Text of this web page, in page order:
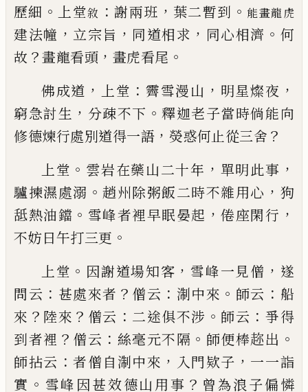
歷細 。 上堂敘 ：謝兩班 ， 葉二暫到 。 能畫龍虎
建法幢 ， 立宗旨 ， 同道相求 ， 同心相濟 。 何
故 ？畫龍看頭 ， 畫虎看尾 。
佛成道 ， 上堂 ：霽雪漫山 ， 明星燦夜 ，
窮急討生 ， 分疎不下 。釋迦老子當時倘能向
修德煉行處別道得一語 ， 熒惑何止從三舍 ？
上堂 。 雲岩在藥山二十年 ， 單明此事 ，
驢揀濕處溺 。趙州除粥飯二時不雜用心 ， 狗
䑛熱油鐺 。 雪峰者裡早眠晏起 ，倦座閑行 ，
不妨日午打三更 。
上堂 。 因謝道場知客 ， 雪峰一見僧 ， 遂
問云 ： 甚處來者 ？ 僧云 ： 淛中來 。 師云 ： 船
來 ？ 陸來 ？ 僧云 ： 二途俱不涉 。 師云 ：爭得
到者裡 ？ 僧云 ： 絲毫元不隔 。 師便棒趂出 。
師拈云 ：者僧自淛中來 ， 入門欵子 ， 一一詣
實 。 雪峰因甚效德山用事 ？ 曾為浪子偏憐